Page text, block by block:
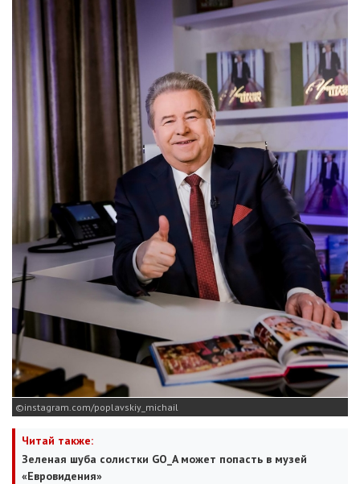
instagram.com/poplavskiy_michail
Читай также:
Зеленая шуба солистки GO_A может попасть в музей
«Евровидения»